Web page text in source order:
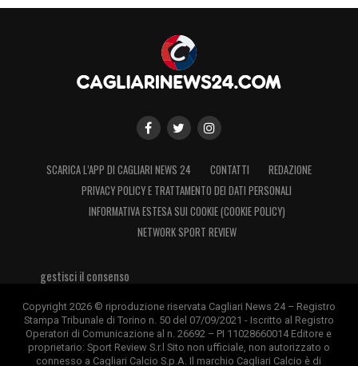
SCARICA L’APP DI CAGLIARI NEWS 24 CONTATTI
REDAZIONE
PRIVACY POLICY E TRATTAMENTO DEI DATI PERSONALI
INFORMATIVA ESTESA SUI COOKIE (COOKIE POLICY)
NETWORK SPORT REVIEW
gestisci il consenso
Copyright 2026 © riproduzione riservata Cagliari News 24 – Registro
Stampa Tribunale di Torino n. 50 del 07/09/2021 - Iscritto al Registro
Operatori di Comunicazione al n. 26692 – PI 11028660014 Editore e
proprietario: Sport Review S.r.l Sito non ufficiale, non autorizzato o
connesso a Cagliari Calcio S.p.A. Il marchio Cagliari Calcio è di